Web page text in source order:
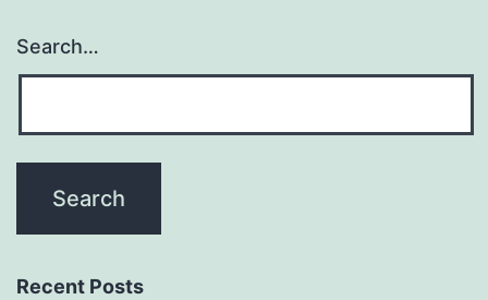
Search…
Recent Posts